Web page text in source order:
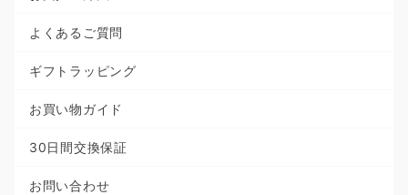
よくあるご質問
ギフトラッピング
お買い物ガイド
30日間交換保証
お問い合わせ